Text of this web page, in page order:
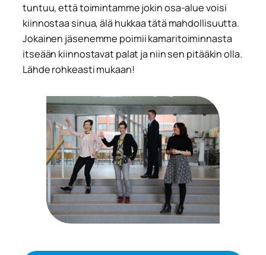
tuntuu, että toimintamme jokin osa-alue voisi
kiinnostaa sinua, älä hukkaa tätä mahdollisuutta.
Jokainen jäsenemme poimii kamaritoiminnasta
itseään kiinnostavat palat ja niin sen pitääkin olla.
Lähde rohkeasti mukaan!